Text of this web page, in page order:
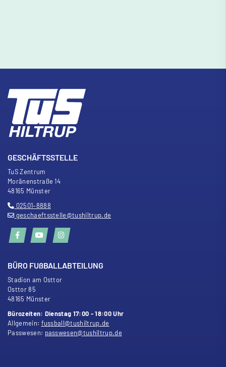
GESCHÄFTSSTELLE
TuS Zentrum
Moränenstraße 14
48165 Münster
02501–8888
geschaeftsstelle@tushiltrup.de
BÜRO FUßBALLABTEILUNG
Stadion am Osttor
Osttor 85
48165 Münster
Bürozeiten: Dienstag 17:00 - 18:00 Uhr
Allgemein: fussball@tushiltrup.de
Passwesen: passwesen@tushiltrup.de